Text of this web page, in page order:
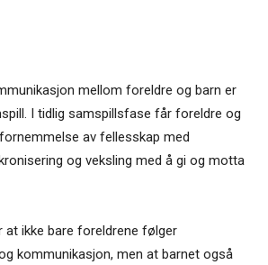
mellom foreldre og barn er
I tidlig samspillsfase får foreldre og
av fellesskap med
og veksling med å gi og motta
at ikke bare foreldrene følger
kommunikasjon, men at barnet også